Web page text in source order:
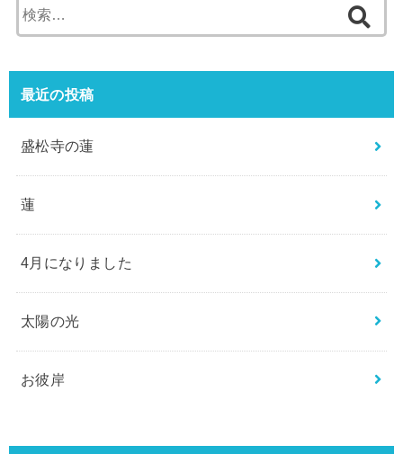
索
最近の投稿
盛松寺の蓮
蓮
4月になりました
太陽の光
お彼岸